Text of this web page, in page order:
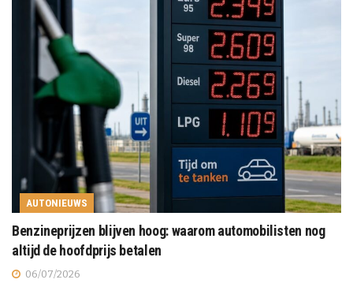
AUTONIEUWS
Benzineprijzen blijven hoog: waarom automobilisten nog
altijd de hoofdprijs betalen
06/07/2026